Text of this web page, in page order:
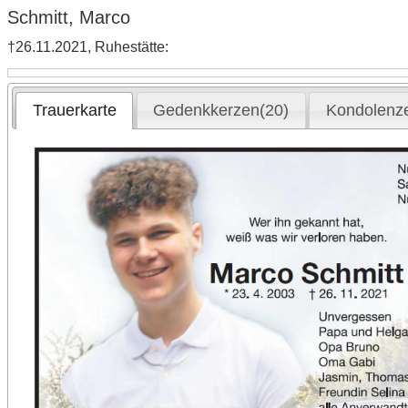
Schmitt, Marco
†26.11.2021, Ruhestätte:
Trauerkarte Gedenkkerzen(20)